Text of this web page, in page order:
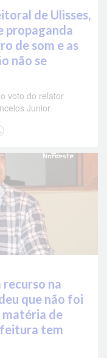
de Ulisses,
propaganda
de som e as
não se
voto do relator
Junior
recurso na
que não foi
matéria de
tem